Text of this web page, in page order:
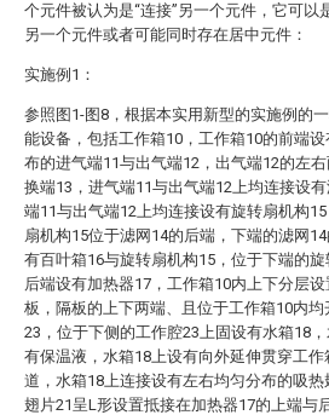
个元件被认为是“连接”另一个元件，它可以
另一个元件或者可能同时存在居中元件：
实施例1：
参照图1-图8，根据本实用新型的实施例的
能设备，包括工作箱10，工作箱10的前端
布的进气端11与出气端12，出气端12的左
换端13，进气端11与出气端12上均连接设
端11与出气端12上均连接设有旋转扇机构
扇机构15位于滤网14的后端，下端的滤网
有百叶箱16与旋转扇机构15，位于下端的
后端设有加热器17，工作箱10内上下分层
板，隔板的上下两端、且位于工作箱10内
23，位于下侧的工作腔23上固设有水箱18
有保温液，水箱18上设有向外延伸贯穿工作
道，水箱18上连接设有左右均匀分布的吸热
翅片21呈L形设置抵接在加热器17的上端与